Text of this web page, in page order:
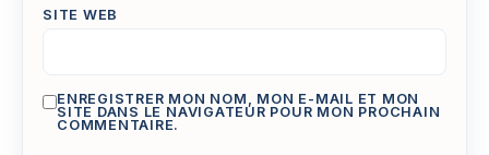
SITE WEB
ENREGISTRER MON NOM, MON E-MAIL ET MON
SITE DANS LE NAVIGATEUR POUR MON PROCHAIN
COMMENTAIRE.